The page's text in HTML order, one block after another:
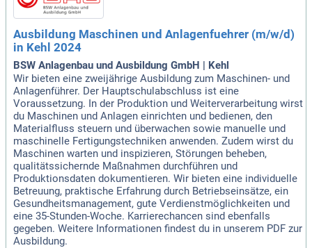
Ausbildung Maschinen und Anlagenfuehrer (m/w/d)
in Kehl 2024
BSW Anlagenbau und Ausbildung GmbH | Kehl
Wir bieten eine zweijährige Ausbildung zum Maschinen- und
Anlagenführer. Der Hauptschulabschluss ist eine
Voraussetzung. In der Produktion und Weiterverarbeitung wirst
du Maschinen und Anlagen einrichten und bedienen, den
Materialfluss steuern und überwachen sowie manuelle und
maschinelle Fertigungstechniken anwenden. Zudem wirst du
Maschinen warten und inspizieren, Störungen beheben,
qualitätssichernde Maßnahmen durchführen und
Produktionsdaten dokumentieren. Wir bieten eine individuelle
Betreuung, praktische Erfahrung durch Betriebseinsätze, ein
Gesundheitsmanagement, gute Verdienstmöglichkeiten und
eine 35-Stunden-Woche. Karrierechancen sind ebenfalls
gegeben. Weitere Informationen findest du in unserem PDF zur
Ausbildung.